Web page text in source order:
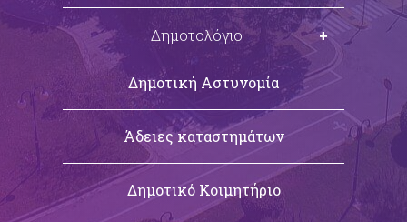
Δημοτολόγιο
Εγγραφή – Μεταδημότευση
Πολιτικοί Γάμοι
Δημοτική Αστυνομία
Άδειες καταστημάτων
Δημοτικό Κοιμητήριο